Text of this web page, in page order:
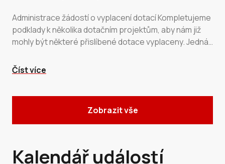
Administrace žádostí o vyplacení dotací Kompletujeme
podklady k několika dotačním projektům, aby nám již
mohly být některé přislíbené dotace vyplaceny. Jedná
Číst více
Zobrazit vše
Kalendář událostí